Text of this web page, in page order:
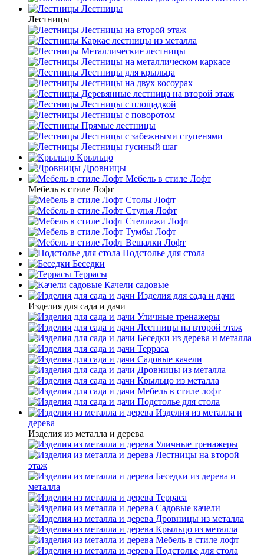
Лестницы
Лестницы
Лестницы на второй этаж
Каркас лестницы из металла
Металлические лестницы
Лестницы на металлическом каркасе
Лестницы для крыльца
Лестницы на двух косоурах
Деревянные лестница на второй этаж
Лестницы с площадкой
Лестницы с поворотом
Прямые лестницы
Лестницы с забежными ступенями
Лестницы гусиный шаг
Крыльцо
Дровницы
Мебель в стиле Лофт
Мебель в стиле Лофт
Столы Лофт
Стулья Лофт
Стеллажи Лофт
Тумбы Лофт
Вешалки Лофт
Подстолье для стола
Беседки
Террасы
Качели садовые
Изделия для сада и дачи
Изделия для сада и дачи
Уличные тренажеры
Лестницы на второй этаж
Беседки из дерева и металла
Терраса
Садовые качели
Дровницы из металла
Крыльцо из металла
Мебель в стиле лофт
Подстолье для стола
Изделия из металла и
дерева
Изделия из металла и дерева
Уличные тренажеры
Лестницы на второй
этаж
Беседки из дерева и
металла
Терраса
Садовые качели
Дровницы из металла
Крыльцо из металла
Мебель в стиле лофт
Подстолье для стола